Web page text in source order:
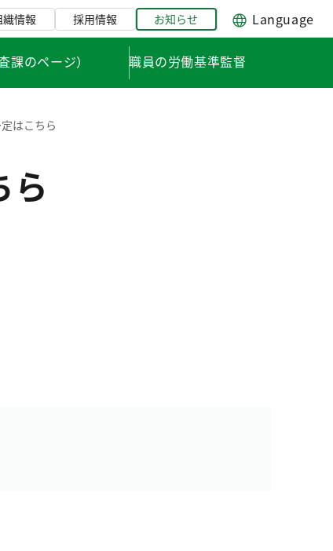
織情報 採用情報 お知らせ Language
課のページ） 職員の労働基準監督
はこちら
ら